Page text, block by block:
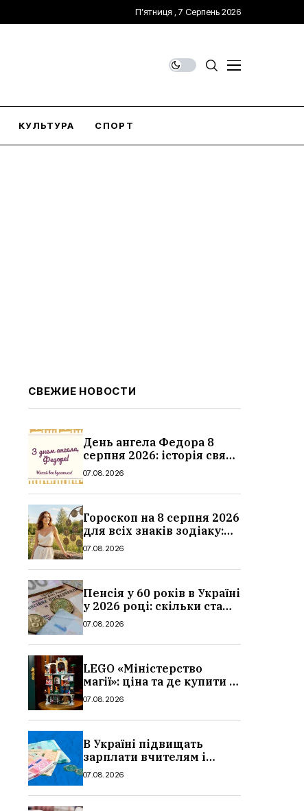
П’ятниця , 7 Серпень 2026
КУЛЬТУРА СПОРТ
СВЕЖИЕ НОВОСТИ
День ангела Федора 8
серпня 2026: історія свята,
значення імені,
прозі
07.08.2026
Гороскоп на 8 серпня 2026
для всіх знаків зодіаку:
кохання, гроші та справи
07.08.2026
Пенсія у 60 років в Україні
у 2026 році: скільки стажу
потрібно, умови, кому
07.08.2026
LEGO «Міністерство
магії»: ціна та де купити в
Україні
07.08.2026
В Україні підвищать
зарплати вчителям і
стипендії студентам з 1
суми, розмір
07.08.2026